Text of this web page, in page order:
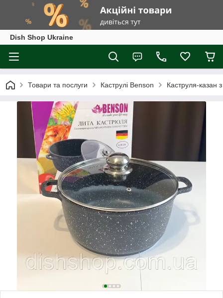
Dish Shop Ukraine
Товари та послуги Каструлі Benson Каструля-казан